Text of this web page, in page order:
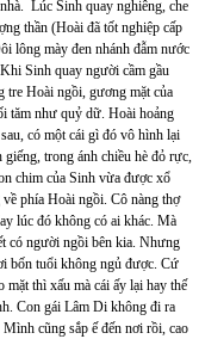
Lúc Sinh quay nghiêng, che
thần (Hoài đã tốt nghiệp cấp
lông mày đen nhánh đẫm nước
Sinh quay người cầm gầu
tre Hoài ngồi, gương mặt của
tăm như quỷ dữ. Hoài hoảng
có một cái gì đó vô hình lại
giếng, trong ánh chiều hè đỏ rực,
chim của Sinh vừa được xổ
phía Hoài ngồi. Cô nàng thợ
lúc đó không có ai khác. Mà
có người ngồi bên kia. Nhưng
bốn tuổi không ngủ được. Cứ
mặt thì xấu mà cái ấy lại hay thế
Con gái Lâm Di không đi ra
cũng sắp ế đến nơi rồi, cao